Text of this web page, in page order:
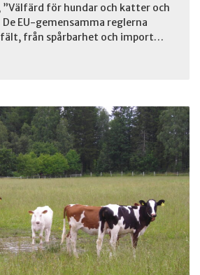
för hundar och katter och
EU-gemensamma reglerna
fält, från spårbarhet och import…